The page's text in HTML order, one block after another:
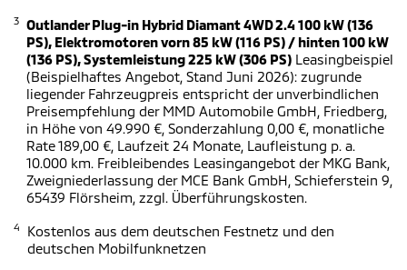
3
Outlander Plug-in Hybrid Diamant 4WD 2.4 100 kW (136
PS), Elektromotoren vorn 85 kW (116 PS) / hinten 100 kW
(136 PS), Systemleistung 225 kW (306 PS) Leasingbeispiel
(Beispielhaftes Angebot, Stand Juni 2026): zugrunde
liegender Fahrzeugpreis entspricht der unverbindlichen
Preisempfehlung der MMD Automobile GmbH, Friedberg,
in Höhe von 49.990 €, Sonderzahlung 0,00 €, monatliche
Rate 189,00 €, Laufzeit 24 Monate, Laufleistung p. a.
10.000 km. Freibleibendes Leasingangebot der MKG Bank,
Zweigniederlassung der MCE Bank GmbH, Schieferstein 9,
65439 Flörsheim, zzgl. Überführungskosten.
4
Kostenlos aus dem deutschen Festnetz und den
deutschen Mobilfunknetzen